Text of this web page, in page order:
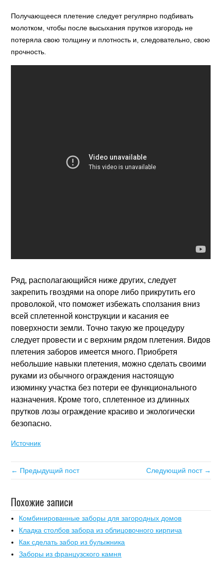
Получающееся плетение следует регулярно подбивать
молотком, чтобы после высыхания прутков изгородь не
потеряла свою толщину и плотность и, следовательно, свою
прочность.
Ряд, располагающийся ниже других, следует
закрепить гвоздями на опоре либо прикрутить его
проволокой, что поможет избежать сползания вниз
всей сплетенной конструкции и касания ее
поверхности земли. Точно такую же процедуру
следует провести и с верхним рядом плетения. Видов
плетения заборов имеется много. Приобретя
небольшие навыки плетения, можно сделать своими
руками из обычного ограждения настоящую
изюминку участка без потери ее функционального
назначения. Кроме того, сплетенное из длинных
прутков лозы ограждение красиво и экологически
безопасно.
Источник
← Предыдущий пост Следующий пост →
Похожие записи
Комбинированные заборы для загородных домов
Кладка столбов забора из облицовочного кирпича
Как сделать забор из булыжника
Заборы из французского камня